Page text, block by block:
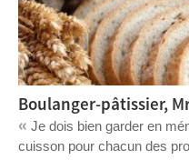
Boulanger-pâtissier,
« Je dois bien garder en
cuisson pour chacun des